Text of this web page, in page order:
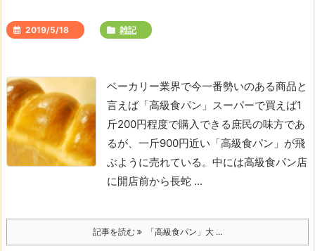
2019/5/18 雑記
ベーカリー業界で今一番勢いのある商品と
言えば「高級食パン」 スーパーで買えば1
斤200円程度で購入できる庶民の味方であ
るが、一斤900円近い「高級食パン」が飛
ぶように売れている。 中には高級食パン店
に開店前から長蛇 ...
記事を読む 「高級食パン」大 ...